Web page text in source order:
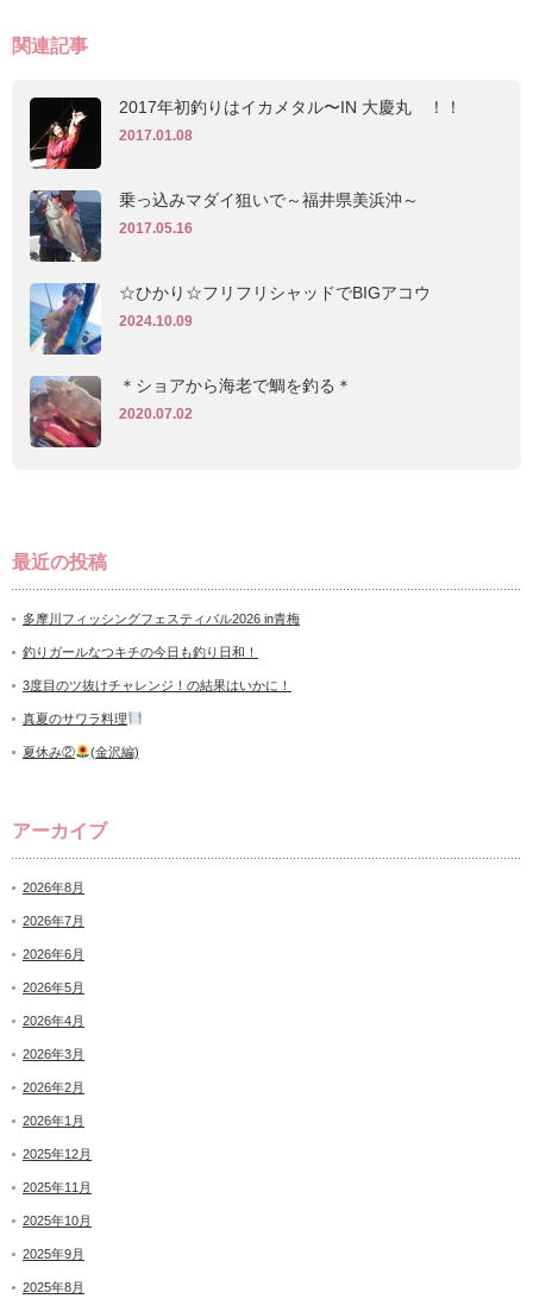
関連記事
2017年初釣りはイカメタル〜IN 大慶丸 ！！
2017.01.08
乗っ込みマダイ狙いで～福井県美浜沖～
2017.05.16
☆ひかり☆フリフリシャッドでBIGアコウ
2024.10.09
＊ショアから海老で鯛を釣る＊
2020.07.02
最近の投稿
多摩川フィッシングフェスティバル2026 in青梅
釣りガールなつキチの今日も釣り日和！
3度目のツ抜けチャレンジ！の結果はいかに！
真夏のサワラ料理
夏休み② (金沢編)
アーカイブ
2026年8月
2026年7月
2026年6月
2026年5月
2026年4月
2026年3月
2026年2月
2026年1月
2025年12月
2025年11月
2025年10月
2025年9月
2025年8月